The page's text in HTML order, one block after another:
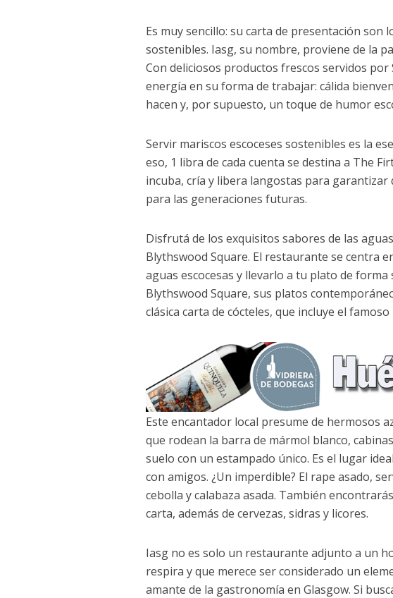
Es muy sencillo: su carta de presentación son
sostenibles. Iasg, su nombre, proviene de la
Con deliciosos productos frescos servidos por
energía en su forma de trabajar: cálida
hacen y, por supuesto, un toque de humor
Servir mariscos escoceses sostenibles es la
eso, 1 libra de cada cuenta se destina a The
incuba, cría y libera langostas para garantizar
para las generaciones futuras.
Disfrutá de los exquisitos sabores de las
Blythswood Square. El restaurante se centra
aguas escocesas y llevarlo a tu plato de forma
Blythswood Square, sus platos
clásica carta de cócteles, que incluye el
Este encantador local presume de hermosos
que rodean la barra de mármol blanco,
suelo con un estampado único. Es el lugar
con amigos. ¿Un imperdible? El rape asado,
cebolla y calabaza asada. También
carta, además de cervezas, sidras y licores.
Iasg no es solo un restaurante adjunto a un
respira y que merece ser considerado un
amante de la gastronomía en Glasgow. Si